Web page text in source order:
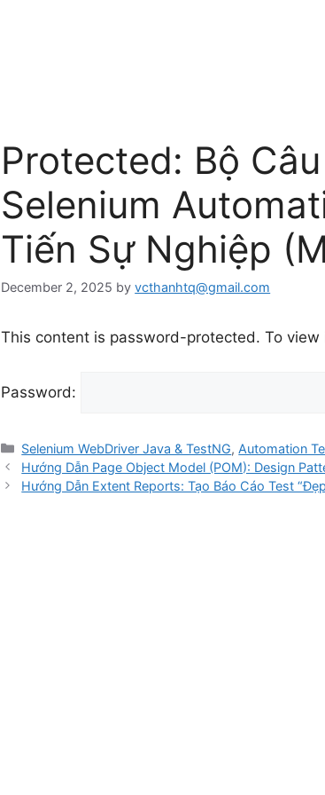
Protected: Bộ
Selenium
Tiến Sự Nghiệp
December 2, 2025 byvcthanhtq@gmail.com
This content is password-protected. To
Password:
Categories
Selenium WebDriver Java & TestNG, Automation
Hướng Dẫn Page Object Model (POM): Design
Hướng Dẫn Extent Reports: Tạo Báo Cáo Test